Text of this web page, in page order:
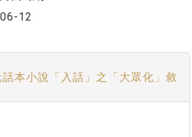
12
本小說「入話」之「大眾化」敘